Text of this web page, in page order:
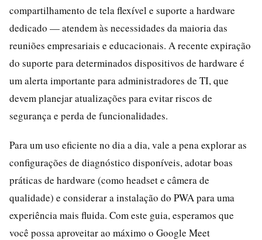
compartilhamento de tela flexível e suporte a hardware
dedicado — atendem às necessidades da maioria das
reuniões empresariais e educacionais. A recente expiração
do suporte para determinados dispositivos de hardware é
um alerta importante para administradores de TI, que
devem planejar atualizações para evitar riscos de
segurança e perda de funcionalidades.
Para um uso eficiente no dia a dia, vale a pena explorar as
configurações de diagnóstico disponíveis, adotar boas
práticas de hardware (como headset e câmera de
qualidade) e considerar a instalação do PWA para uma
experiência mais fluida. Com este guia, esperamos que
você possa aproveitar ao máximo o Google Meet